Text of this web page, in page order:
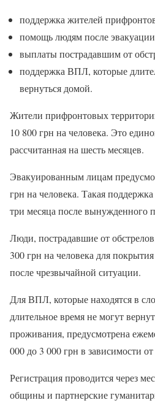
поддержка жителей
помощь людям после
выплаты пострадавшим от
поддержка ВПЛ, которые
вернуться домой.
Жители прифронтовых
10 800 грн на человека. Это
рассчитанная на шесть месяцев.
Эвакуированным лицам
грн на человека. Такая
три месяца после вынужденного
Люди, пострадавшие от
300 грн на человека для
после чрезвычайной ситуации.
Для ВПЛ, которые находятся в
длительное время не могут
проживания, предусмотрена
000 до 3 000 грн в зависимости
Регистрация проводится через
общины и партнерские